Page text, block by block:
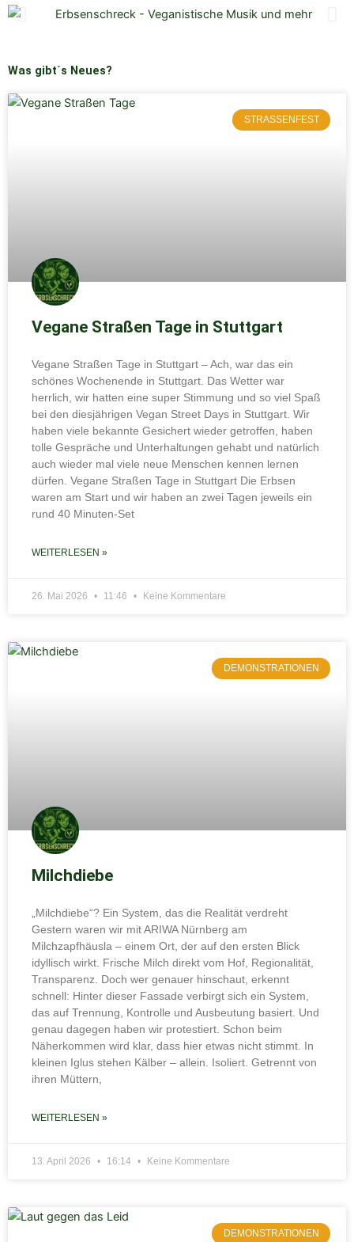
Was gibt´s Neues?
STRASSENFEST
Vegane Straßen Tage in Stuttgart
Vegane Straßen Tage in Stuttgart – Ach, war das ein
schönes Wochenende in Stuttgart. Das Wetter war
herrlich, wir hatten eine super Stimmung und so viel Spaß
bei den diesjährigen Vegan Street Days in Stuttgart. Wir
haben viele bekannte Gesichert wieder getroffen, haben
tolle Gespräche und Unterhaltungen gehabt und natürlich
auch wieder mal viele neue Menschen kennen lernen
dürfen. Vegane Straßen Tage in Stuttgart Die Erbsen
waren am Start und wir haben an zwei Tagen jeweils ein
rund 40 Minuten-Set
WEITERLESEN »
26. Mai 2026 11:46 Keine Kommentare
DEMONSTRATIONEN
Milchdiebe
„Milchdiebe“? Ein System, das die Realität verdreht
Gestern waren wir mit ARIWA Nürnberg am
Milchzapfhäusla – einem Ort, der auf den ersten Blick
idyllisch wirkt. Frische Milch direkt vom Hof, Regionalität,
Transparenz. Doch wer genauer hinschaut, erkennt
schnell: Hinter dieser Fassade verbirgt sich ein System,
das auf Trennung, Kontrolle und Ausbeutung basiert. Und
genau dagegen haben wir protestiert. Schon beim
Näherkommen wird klar, dass hier etwas nicht stimmt. In
kleinen Iglus stehen Kälber – allein. Isoliert. Getrennt von
ihren Müttern,
WEITERLESEN »
13. April 2026 16:14 Keine Kommentare
DEMONSTRATIONEN